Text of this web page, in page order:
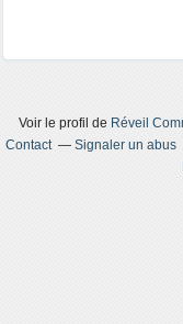
Voir le profil de Réveil
Contact
Signaler un abus